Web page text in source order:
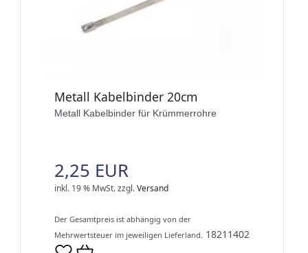
Metall Kabelbinder 20cm
Metall Kabelbinder für Krümmerrohre
2,25 EUR
inkl. 19 % MwSt.zzgl.Versand
Der Gesamtpreis ist abhängig von der
Mehrwertsteuer im jeweiligen Lieferland. 18211402